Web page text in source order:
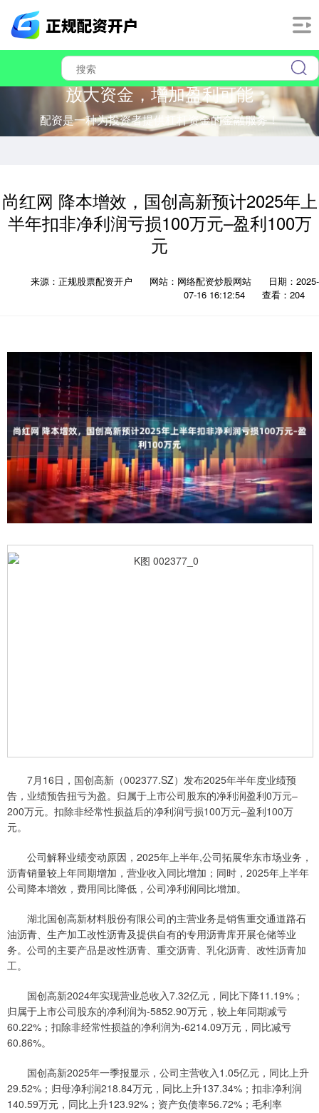
放大资金，增加盈利可能
配资是一种为投资者提供杠杆资金的金融服务！
尚红网 降本增效，国创高新预计2025年上
半年扣非净利润亏损100万元–盈利100万
元
来源：正规股票配资开户 网站：网络配资炒股网站
日期：2025-
07-16 16:12:54
查看：204
7月16日，国创高新（002377.SZ）发布2025年半年度业绩预
告，业绩预告扭亏为盈。归属于上市公司股东的净利润盈利0万元–
200万元。扣除非经常性损益后的净利润亏损100万元–盈利100万
元。
公司解释业绩变动原因，2025年上半年,公司拓展华东市场业务，
沥青销量较上年同期增加，营业收入同比增加；同时，2025年上半年
公司降本增效，费用同比降低，公司净利润同比增加。
湖北国创高新材料股份有限公司的主营业务是销售重交通道路石
油沥青、生产加工改性沥青及提供自有的专用沥青库开展仓储等业
务。公司的主要产品是改性沥青、重交沥青、乳化沥青、改性沥青加
工。
国创高新2024年实现营业总收入7.32亿元，同比下降11.19%；
归属于上市公司股东的净利润为-5852.90万元，较上年同期减亏
60.22%；扣除非经常性损益的净利润为-6214.09万元，同比减亏
60.86%。
国创高新2025年一季报显示，公司主营收入1.05亿元，同比上升
29.52%；归母净利润218.84万元，同比上升137.34%；扣非净利润
140.59万元，同比上升123.92%；资产负债率56.72%；毛利率